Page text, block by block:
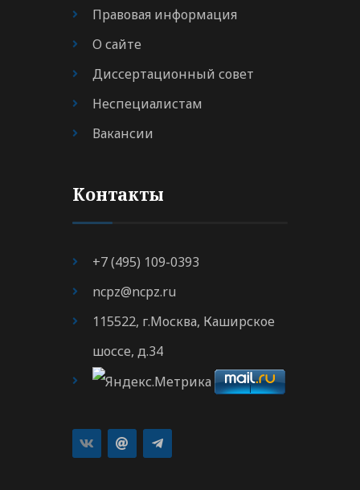
Правовая информация
О сайте
Диссертационный совет
Неспециалистам
Вакансии
Контакты
+7 (495) 109-0393
ncpz@ncpz.ru
115522, г.Москва, Каширское
шоссе, д.34